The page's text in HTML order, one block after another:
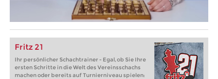
Fritz 21
Ihr persönlicher Schachtrainer - Egal, ob Sie Ihre
ersten Schritte in die Welt des Vereinsschachs
machen oder bereits auf Turnierniveau spielen: